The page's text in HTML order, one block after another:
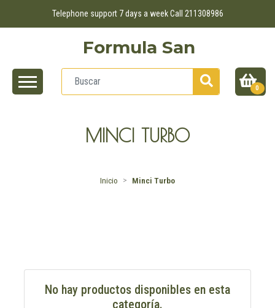
Telephone support 7 days a week Call 211308986
Formula San
0
MINCI TURBO
Inicio Minci Turbo
No hay productos disponibles en esta
categoría.